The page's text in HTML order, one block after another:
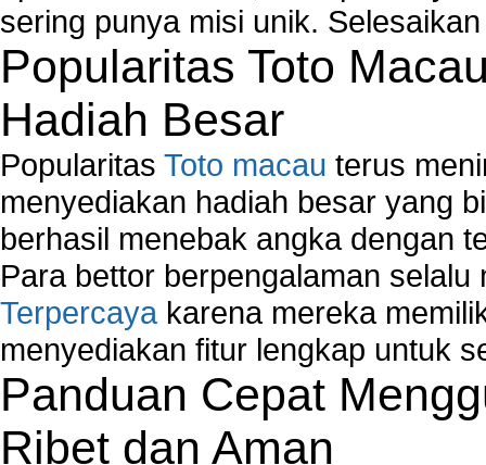
sering punya misi unik.
Popularitas Toto
Hadiah Besar
Popularitas Toto macau terus
menyediakan hadiah besar yang
berhasil menebak angka dengan
Para bettor berpengalaman
Terpercaya karena mereka
menyediakan fitur lengkap untuk
Panduan Cepat
Ribet dan Aman